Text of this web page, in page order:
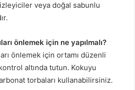
veya doğal sabunlu
önlemek için ne yapılmalı?
önlemek için ortamı düzenli
altında tutun. Kokuyu
torbaları kullanabilirsiniz.